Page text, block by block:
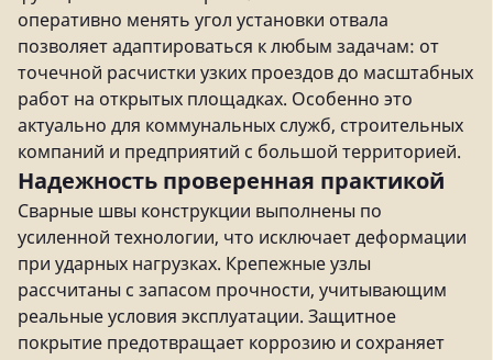
оперативно менять угол установки отвала
позволяет адаптироваться к любым задачам: от
точечной расчистки узких проездов до масштабных
работ на открытых площадках. Особенно это
актуально для коммунальных служб, строительных
компаний и предприятий с большой территорией.
Надежность проверенная практикой
Сварные швы конструкции выполнены по
усиленной технологии, что исключает деформации
при ударных нагрузках. Крепежные узлы
рассчитаны с запасом прочности, учитывающим
реальные условия эксплуатации. Защитное
покрытие предотвращает коррозию и сохраняет